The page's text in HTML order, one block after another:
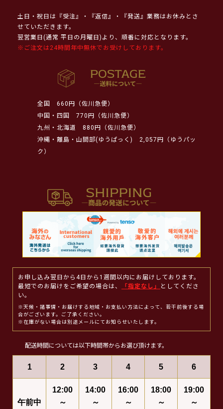
土日・祝日は『受注』・『返信』・『発送』業務はお休みとさ
せていただきます。
翌営業日(通常 平日の月曜日)より、順番に対応となります。
※ご注文は24時間年中無休でお受けしております。
全国
660円（佐川急便）
中国・四国
770円（佐川急便）
九州・北海道
880円（佐川急便）
沖縄・離島・山間部(ゆうぱっく)
2,057円（ゆうパッ
ク）
お申し込み翌日から4日から1週間以内にお届けしております。
最短でのお届けをご希望の場合は、
「指定なし」
としてくださ
い。
※天候・諸事情・お届けする地域・お支払い方法によって、若干前後する場
合がございます。ご了承ください。
※在庫がない場合は別途メールにてお知らせいたします。
配送時間については以下時間帯からお選び頂けます。
1 2 3 4 5 6
午前中
12:00
～
14:00
～
16:00
～
18:00
～
19:00
～